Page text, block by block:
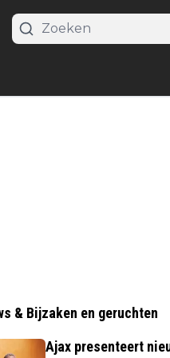
& Bijzaken en geruchten
Ajax presenteert